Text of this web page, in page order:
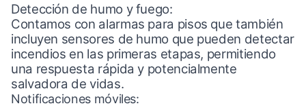
Detección de humo y fuego:
Contamos con alarmas para pisos que también
incluyen sensores de humo que pueden detectar
incendios en las primeras etapas, permitiendo
una respuesta rápida y potencialmente
salvadora de vidas.
Notificaciones móviles: